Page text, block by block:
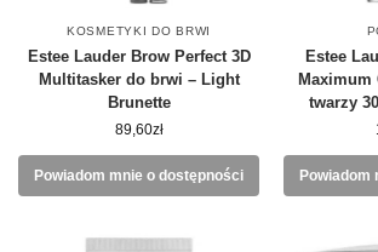
KOSMETYKI DO BRWI
Estee Lauder Brow Perfect 3D
Multitasker do brwi – Light
Brunette
89,60zł
Powiadom mnie o dostępności
Estee
Maximum
twarzy
Powiadom